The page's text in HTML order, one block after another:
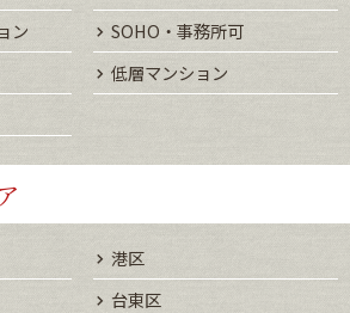
ン
SOHO・事務所可
低層マンション
港区
台東区